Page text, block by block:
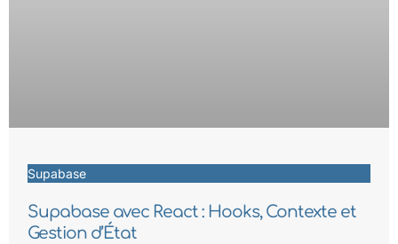
Supabase
Supabase avec React : Hooks, Contexte et
Gestion d’État